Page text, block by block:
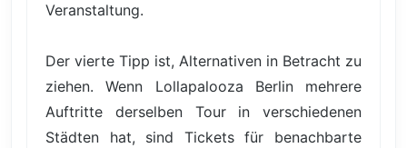
Veranstaltung.
Der vierte Tipp ist, Alternativen in Betracht zu
ziehen. Wenn Lollapalooza Berlin mehrere
Auftritte derselben Tour in verschiedenen
Städten hat, sind Tickets für benachbarte